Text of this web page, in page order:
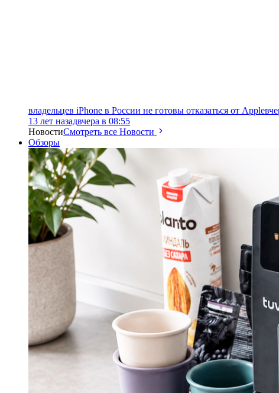
владельцев iPhone в России не готовы отказаться от Apple
13 лет назадвчера в 08:55
НовостиСмотреть все Новости
Обзоры